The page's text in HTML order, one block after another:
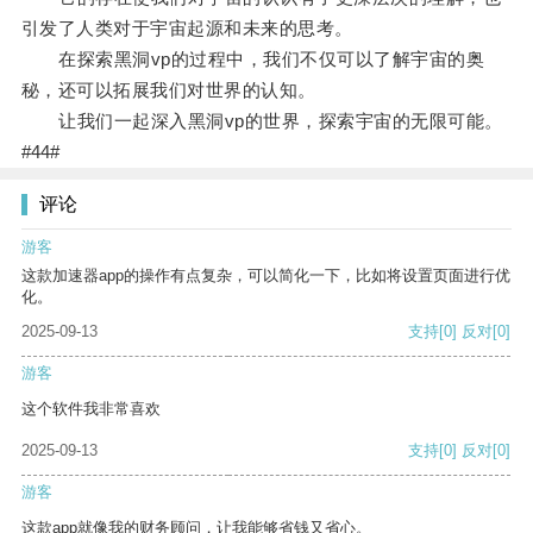
引发了人类对于宇宙起源和未来的思考。
在探索黑洞vp的过程中，我们不仅可以了解宇宙的奥
秘，还可以拓展我们对世界的认知。
让我们一起深入黑洞vp的世界，探索宇宙的无限可能。
#44#
评论
游客
这款加速器app的操作有点复杂，可以简化一下，比如将设置页面进行优
化。
2025-09-13
支持[0] 反对[0]
游客
这个软件我非常喜欢
2025-09-13 支持[0] 反对[0]
游客
这款app就像我的财务顾问，让我能够省钱又省心。